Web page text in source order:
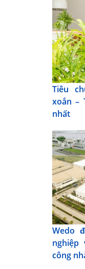
Tiêu
xoắn –
nhất
Wedo
công